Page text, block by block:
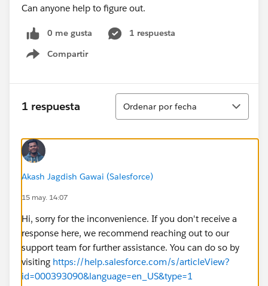
Can anyone help to figure out.
0 me gusta
1 respuesta
Compartir
Show menu
1 respuesta
Ordenar
Ordenar por fecha
Akash Jagdish Gawai (Salesforce)
15 may. 14:07
Hi, sorry for the inconvenience. If you don't receive a
response here, we recommend reaching out to our
support team for further assistance. You can do so by
visiting https://help.salesforce.com/s/articleView?
id=000393090&language=en_US&type=1